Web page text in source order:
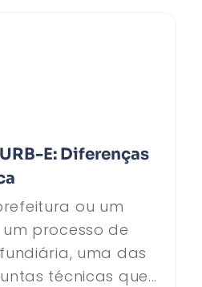
E: Diferenças
ou um
processo de
uma das
técnicas que...